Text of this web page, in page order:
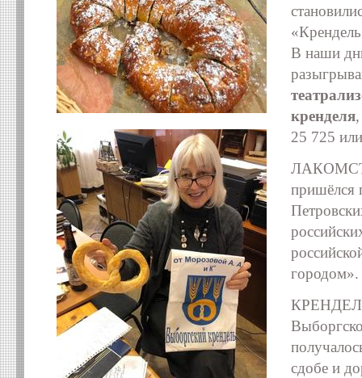
В наши
кренделя
25 725
пришёлся
городом».
КРЕНДЕЛЬ
сдобе и